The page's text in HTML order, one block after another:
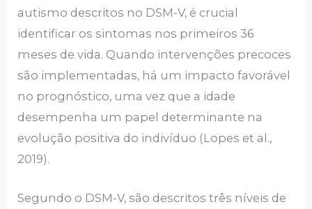
autismo descritos no DSM-V, é crucial
identificar os sintomas nos primeiros 36
meses de vida. Quando intervenções precoces
são implementadas, há um impacto favorável
no prognóstico, uma vez que a idade
desempenha um papel determinante na
evolução positiva do indivíduo (Lopes et al.,
2019).
Segundo o DSM-V, são descritos três níveis de